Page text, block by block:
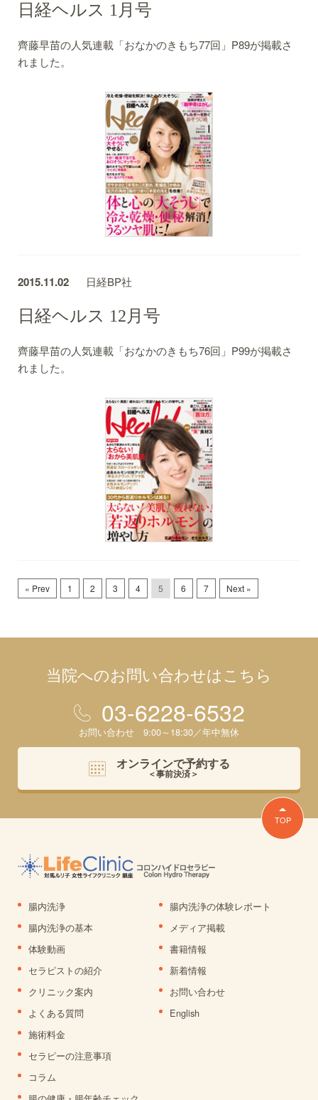
日経ヘルス 1月号
齊藤早苗の人気連載「おなかのきもち77回」P89が掲載さ
れました。
2015.11.02 日経BP社
日経ヘルス 12月号
齊藤早苗の人気連載「おなかのきもち76回」P99が掲載さ
れました。
« Prev 1 2 3 4 5 6 7 Next »
当院へのお問い合わせはこちら
03-6228-6532
お問い合わせ 9:00～18:30／年中無休
オンラインで予約する
＜事前決済＞
TOP
腸内洗浄
腸内洗浄の基本
体験動画
セラピストの紹介
クリニック案内
よくある質問
施術料金
セラピーの注意事項
コラム
腸内洗浄の体験レポート
メディア掲載
書籍情報
新着情報
お問い合わせ
English